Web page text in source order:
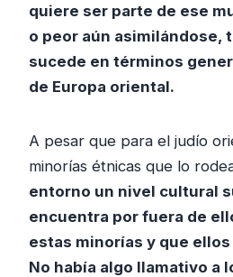
quiere ser parte de ese
o peor aún asimilándose,
sucede en términos
de Europa oriental.
A pesar que para el judío
minorías étnicas que lo
entorno un nivel cultural
encuentra por fuera de
estas minorías y que
No había algo llamativo a